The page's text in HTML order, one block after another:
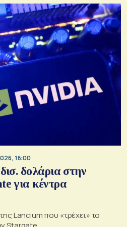
16:00
δολάρια στην
για κέντρα
Lancium που «τρέχει» το